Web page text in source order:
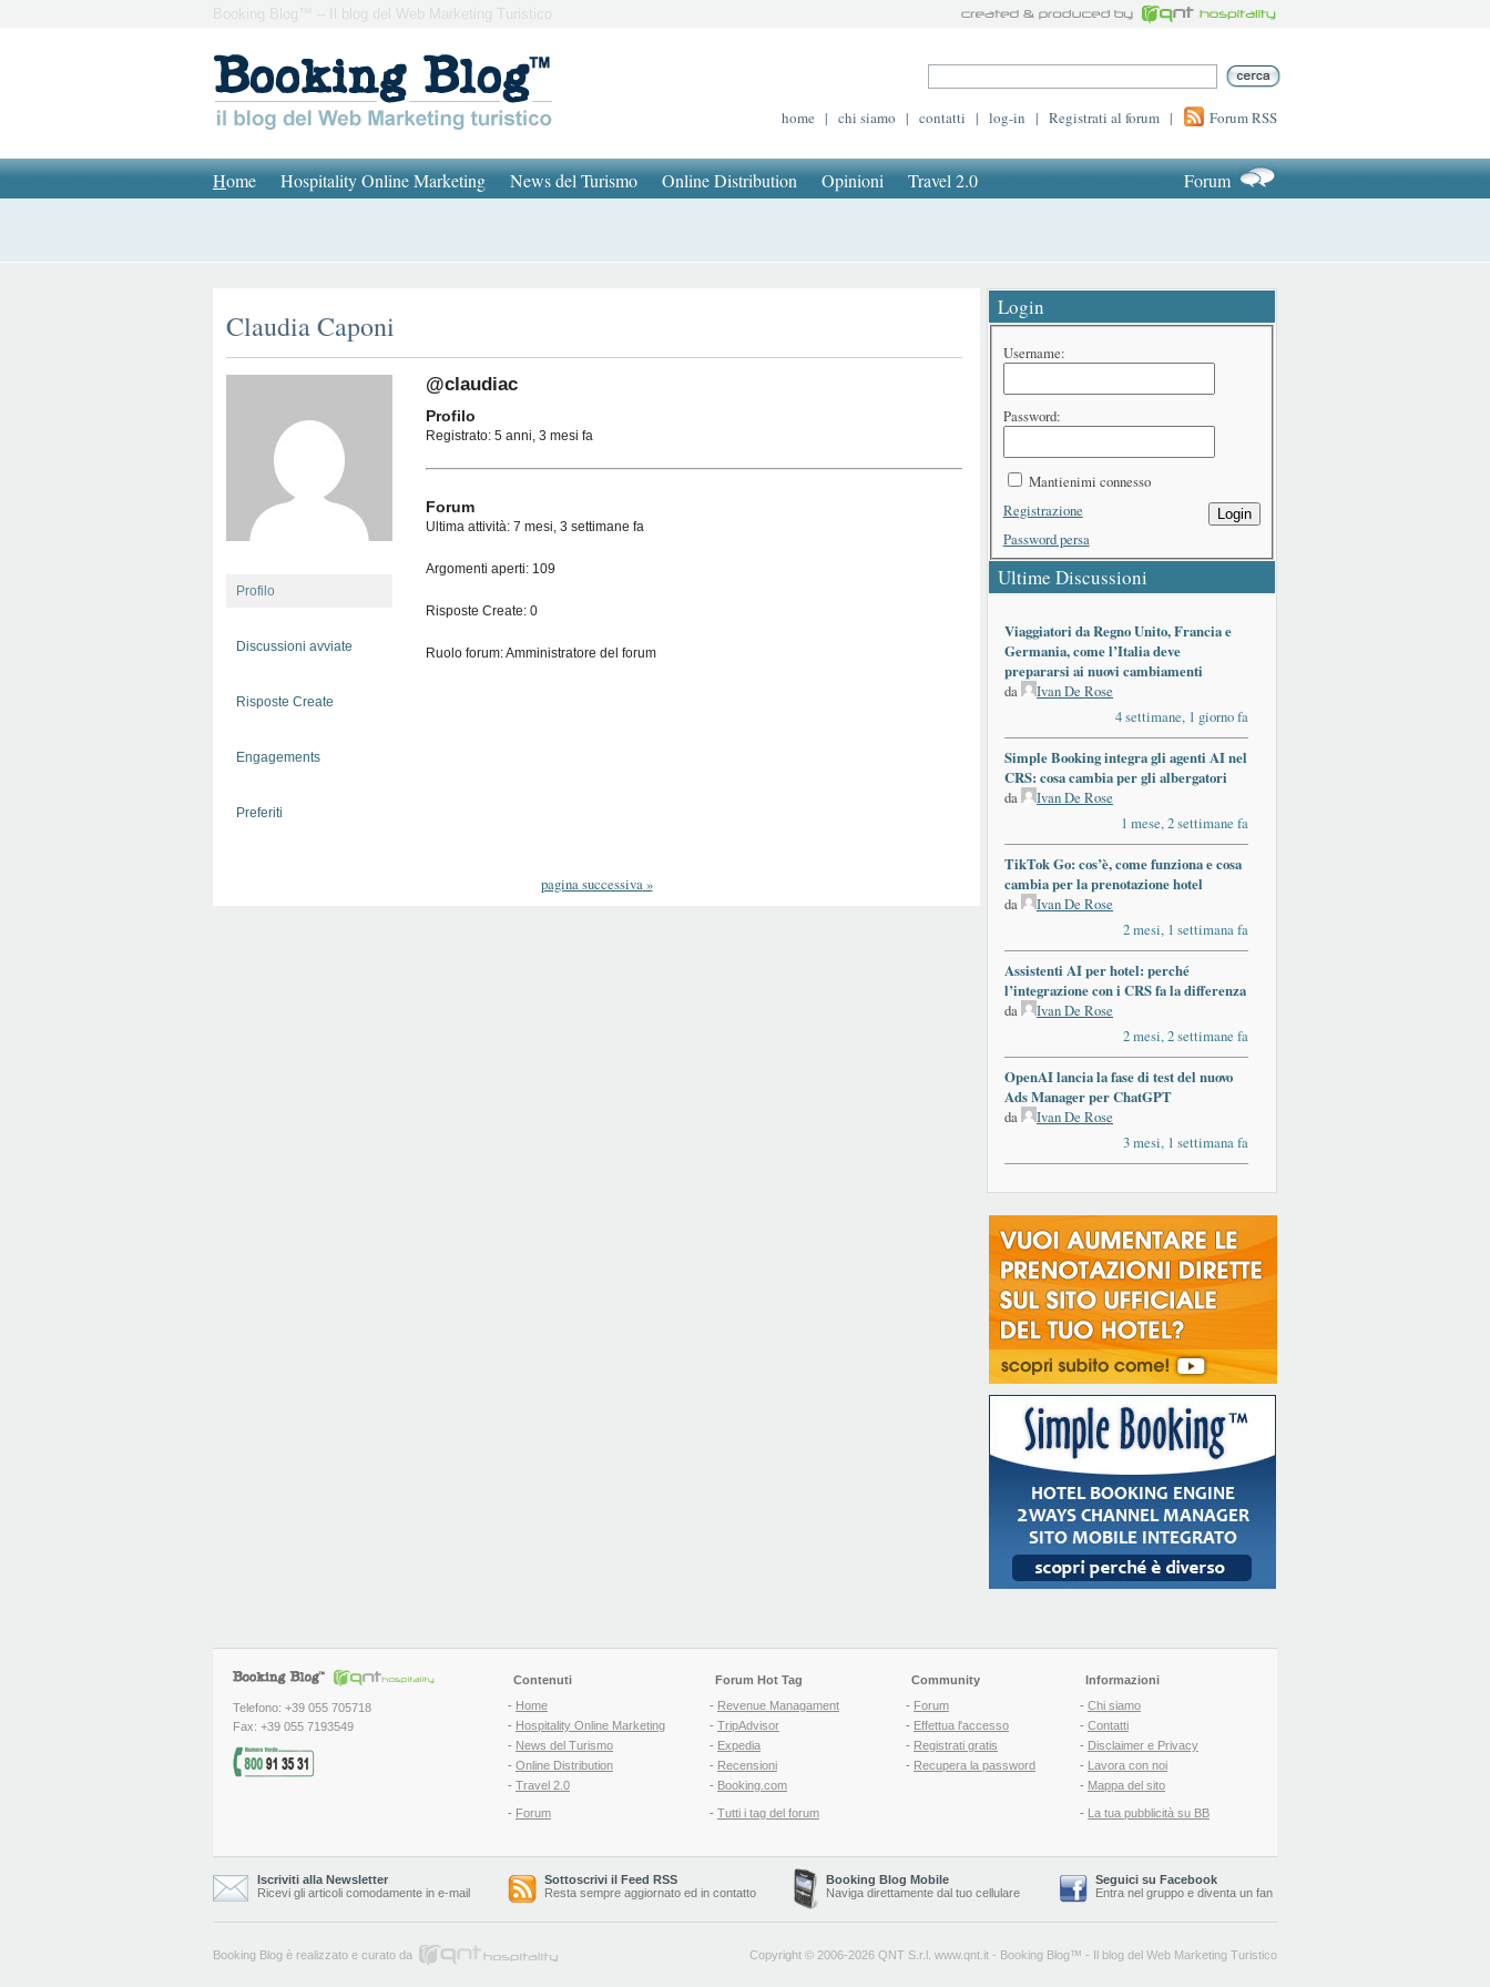
Booking Blog™ – Il blog del Web Marketing Turistico
home | chi siamo | contatti | log-in | Registrati al forum | Forum RSS
Home Hospitality Online Marketing News del Turismo Online Distribution Opinioni Travel 2.0 Forum
Claudia Caponi
Profilo
Discussioni avviate
Risposte Create
Engagements
Preferiti
@claudiac
Profilo
Registrato: 5 anni, 3 mesi fa
Forum
Ultima attività: 7 mesi, 3 settimane fa
Argomenti aperti: 109
Risposte Create: 0
Ruolo forum: Amministratore del forum
pagina successiva»
Login
Username:
Password:
Mantienimi connesso
Login
Registrazione
Password persa
Ultime Discussioni
Viaggiatori da Regno Unito, Francia e
Germania, come l’Italia deve
prepararsi ai nuovi cambiamenti
da
Ivan De Rose
4 settimane, 1 giorno fa
Simple Booking integra gli agenti AI nel
CRS: cosa cambia per gli albergatori
da
Ivan De Rose
1 mese, 2 settimane fa
TikTok Go: cos’è, come funziona e cosa
cambia per la prenotazione hotel
da
Ivan De Rose
2 mesi, 1 settimana fa
Assistenti AI per hotel: perché
l’integrazione con i CRS fa la differenza
da
Ivan De Rose
2 mesi, 2 settimane fa
OpenAI lancia la fase di test del nuovo
Ads Manager per ChatGPT
da
Ivan De Rose
3 mesi, 1 settimana fa
Telefono: +39 055 705718
Fax: +39 055 7193549
Contenuti
- Home
- Hospitality Online Marketing
- News del Turismo
- Online Distribution
- Travel 2.0
- Forum
Forum Hot Tag
- Revenue Managament
- TripAdvisor
- Expedia
- Recensioni
- Booking.com
- Tutti i tag del forum
Community
- Forum
- Effettua l'accesso
- Registrati gratis
- Recupera la password
Informazioni
- Chi siamo
- Contatti
- Disclaimer e Privacy
- Lavora con noi
- Mappa del sito
- La tua pubblicità su BB
Iscriviti alla Newsletter
Ricevi gli articoli comodamente in e-mail
Sottoscrivi il Feed RSS
Resta sempre aggiornato ed in contatto
Booking Blog Mobile
Naviga direttamente dal tuo cellulare
Seguici su Facebook
Entra nel gruppo e diventa un fan
Booking Blog è realizzato e curato da Copyright © 2006-2026 QNT S.r.l. www.qnt.it - Booking Blog™ - Il blog del Web Marketing Turistico